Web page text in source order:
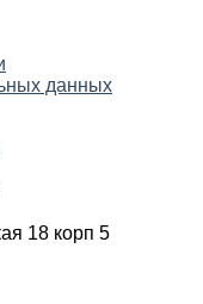
данных
18 корп 5